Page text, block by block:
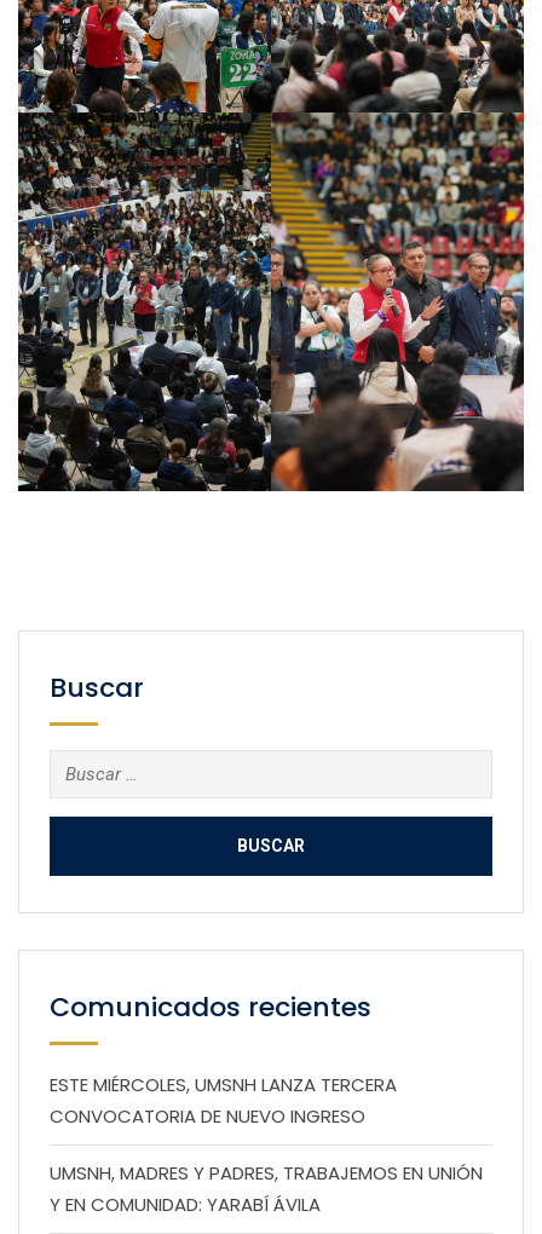
Buscar
Buscar:
Comunicados recientes
ESTE MIÉRCOLES, UMSNH LANZA TERCERA
CONVOCATORIA DE NUEVO INGRESO
UMSNH, MADRES Y PADRES, TRABAJEMOS EN UNIÓN
Y EN COMUNIDAD: YARABÍ ÁVILA